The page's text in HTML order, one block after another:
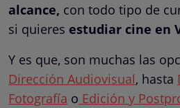
alcance, con todo tipo de
si quieres estudiar cine en
Y es que, son muchas las
Dirección Audiovisual, hasta
Fotografía o Edición y